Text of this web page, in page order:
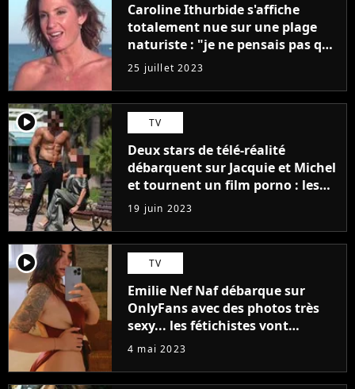
Caroline Ithurbide s'affiche
totalement nue sur une plage
naturiste : "je ne pensais pas que
j'arriverais à le faire..."
25 juillet 2023
player2 TV
Deux stars de télé-réalité
débarquent sur Jacquie et Michel
et tournent un film porno : les
premières images du tournage
(exclu)
19 juin 2023
player2 TV
Emilie Nef Naf débarque sur
OnlyFans avec des photos très
sexy... les fétichistes vont
prendre leur pied !
4 mai 2023